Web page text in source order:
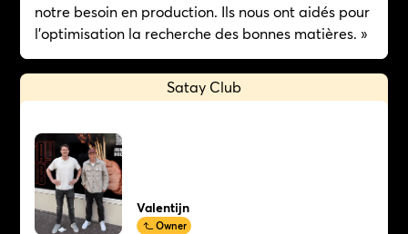
notre besoin en production. Ils nous ont aidés pour
l'optimisation la recherche des bonnes matières. »
Satay Club
Valentijn
Owner